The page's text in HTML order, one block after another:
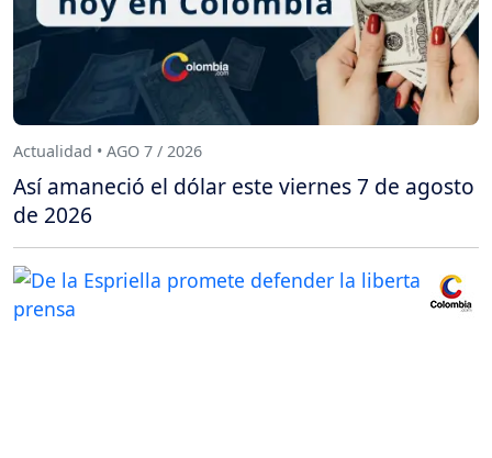
Actualidad • AGO 7 / 2026
Así amaneció el dólar este viernes 7 de agosto
de 2026